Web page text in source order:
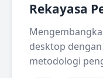
Rekayasa
desktop
metodologi